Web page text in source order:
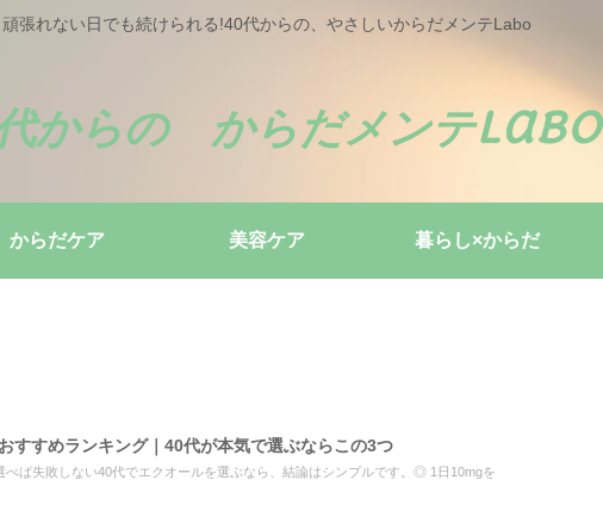
頑張れない日でも続けられる!40代からの、やさしいからだメンテLabo
からの からだメンテLabo
からだケア 美容ケア 暮らし×からだ
すすめランキング｜40代が本気で選ぶならこの3つ
べば失敗しない40代でエクオールを選ぶなら、結論はシンプルです。◎ 1日10mgを